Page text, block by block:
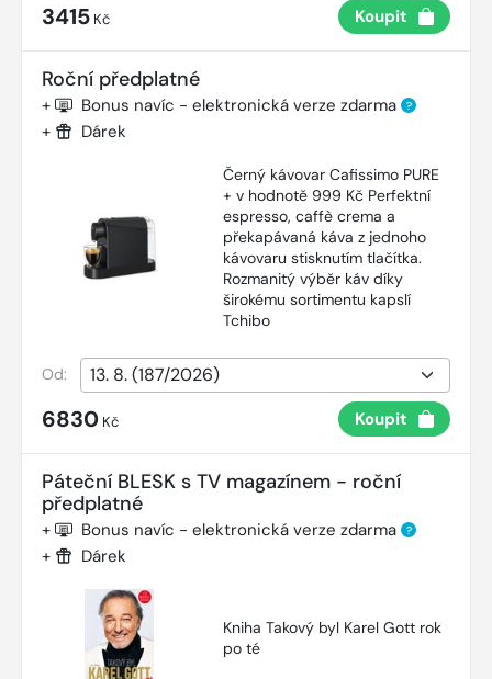
3415 Kč Koupit
Roční předplatné
+ Bonus navíc - elektronická verze zdarma ?
+ Dárek
Černý kávovar Cafissimo PURE
+ v hodnotě 999 Kč Perfektní
espresso, caffè crema a
překapávaná káva z jednoho
kávovaru stisknutím tlačítka.
Rozmanitý výběr káv díky
širokému sortimentu kapslí
Tchibo
Od:
6830 Kč Koupit
Páteční BLESK s TV magazínem - roční
předplatné
+ Bonus navíc - elektronická verze zdarma ?
+ Dárek
Kniha Takový byl Karel Gott rok
po té